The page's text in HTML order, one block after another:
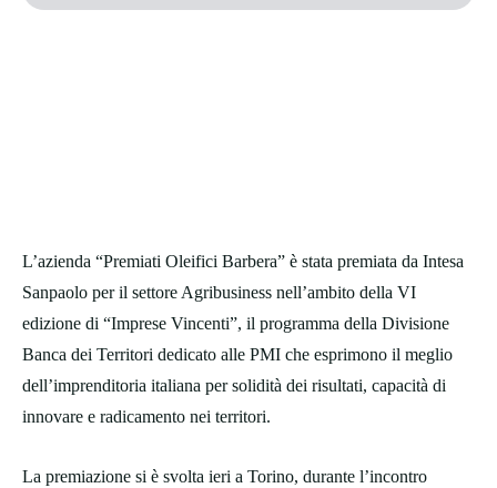
L’azienda “Premiati Oleifici Barbera” è stata premiata da Intesa
Sanpaolo per il settore Agribusiness nell’ambito della VI
edizione di “Imprese Vincenti”, il programma della Divisione
Banca dei Territori dedicato alle PMI che esprimono il meglio
dell’imprenditoria italiana per solidità dei risultati, capacità di
innovare e radicamento nei territori.
La premiazione si è svolta ieri a Torino, durante l’incontro